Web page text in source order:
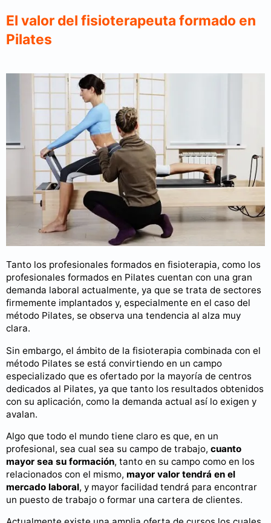
El valor del fisioterapeuta formado en
Pilates
Tanto los profesionales formados en fisioterapia, como los
profesionales formados en Pilates cuentan con una gran
demanda laboral actualmente, ya que se trata de sectores
firmemente implantados y, especialmente en el caso del
método Pilates, se observa una tendencia al alza muy
clara.
Sin embargo, el ámbito de la fisioterapia combinada con el
método Pilates se está convirtiendo en un campo
especializado que es ofertado por la mayoría de centros
dedicados al Pilates, ya que tanto los resultados obtenidos
con su aplicación, como la demanda actual así lo exigen y
avalan.
Algo que todo el mundo tiene claro es que, en un
profesional, sea cual sea su campo de trabajo, cuanto
mayor sea su formación, tanto en su campo como en los
relacionados con el mismo, mayor valor tendrá en el
mercado laboral, y mayor facilidad tendrá para encontrar
un puesto de trabajo o formar una cartera de clientes.